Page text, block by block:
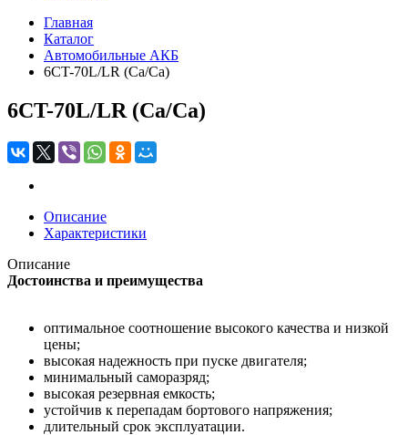
Главная
Каталог
Автомобильные АКБ
6CT-70L/LR (Са/Са)
6CT-70L/LR (Са/Са)
Описание
Характеристики
Описание
Достоинства и преимущества
оптимальное соотношение высокого качества и низкой
цены;
высокая надежность при пуске двигателя;
минимальный саморазряд;
высокая резервная емкость;
устойчив к перепадам бортового напряжения;
длительный срок эксплуатации.